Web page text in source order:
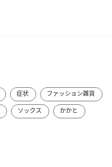
症状
ファッション雑貨
ソックス
かかと